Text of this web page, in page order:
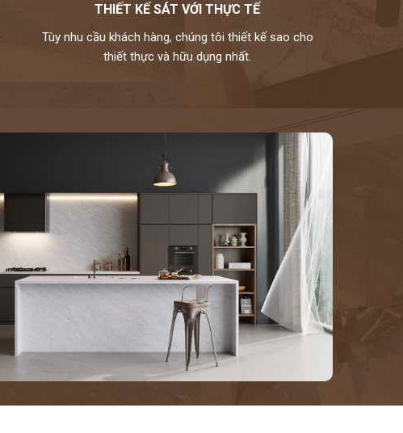
THIẾT KẾ SÁT VỚI THỰC TẾ
Tùy nhu cầu khách hàng, chúng tôi thiết kế sao cho
thiết thực và hữu dụng nhất.